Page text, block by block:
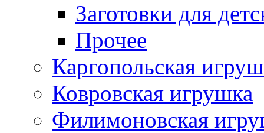
Заготовки для
Прочее
Каргопольская
Ковровская игрушка
Филимоновская